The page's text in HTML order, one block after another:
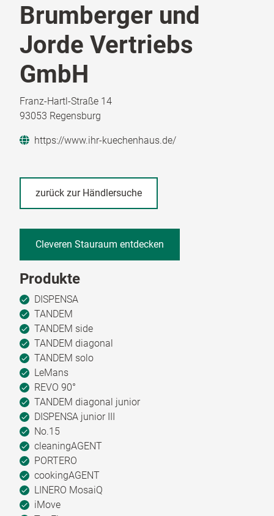
Brumberger und
Jorde Vertriebs
GmbH
Franz-Hartl-Straße 14
93053 Regensburg
https://www.ihr-kuechenhaus.de/
zurück zur Händlersuche
Cleveren Stauraum entdecken
Produkte
DISPENSA
TANDEM
TANDEM side
TANDEM diagonal
TANDEM solo
LeMans
REVO 90°
TANDEM diagonal junior
DISPENSA junior III
No.15
cleaningAGENT
PORTERO
cookingAGENT
LINERO MosaiQ
iMove